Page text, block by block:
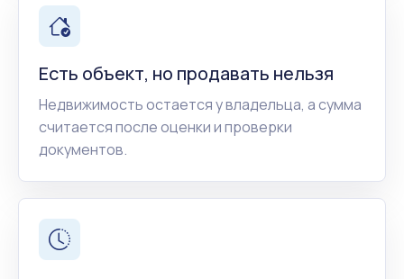
Есть объект, но продавать нельзя
Недвижимость остается у владельца, а сумма
считается после оценки и проверки
документов.